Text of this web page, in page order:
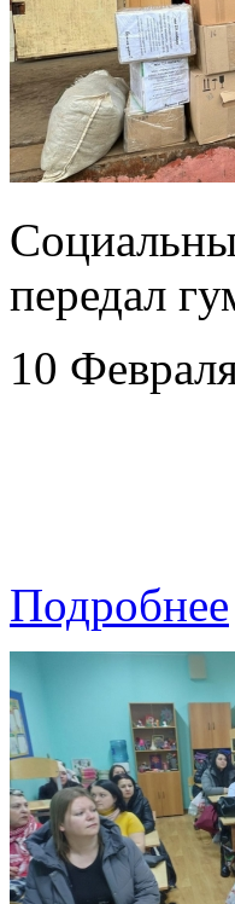
передал
10
Подробнее